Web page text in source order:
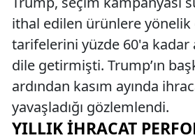
ithal edilen ürünlere
tarifelerini yüzde 60'a kadar
dile getirmişti. Trump’ın
ardından kasım ayında
yavaşladığı gözlemlendi.
YILLIK İHRACAT